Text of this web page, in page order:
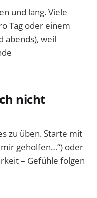
und lang. Viele
Tag oder einem
abends), weil
nicht
zu üben. Starte mit
geholfen…“) oder
– Gefühle folgen